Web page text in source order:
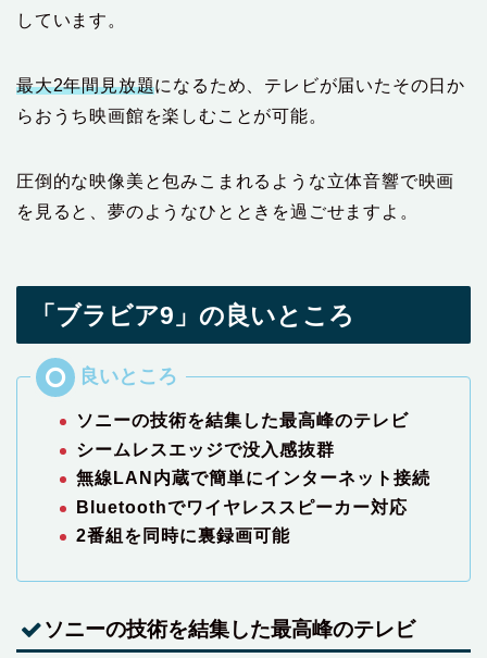
しています。
最大2年間見放題になるため、テレビが届いたその日か
らおうち映画館を楽しむことが可能。
圧倒的な映像美と包みこまれるような立体音響で映画
を見ると、夢のようなひとときを過ごせますよ。
「ブラビア9」の良いところ
ソニーの技術を結集した最高峰のテレビ
シームレスエッジで没入感抜群
無線LAN内蔵で簡単にインターネット接続
Bluetoothでワイヤレススピーカー対応
2番組を同時に裏録画可能
ソニーの技術を結集した最高峰のテレビ